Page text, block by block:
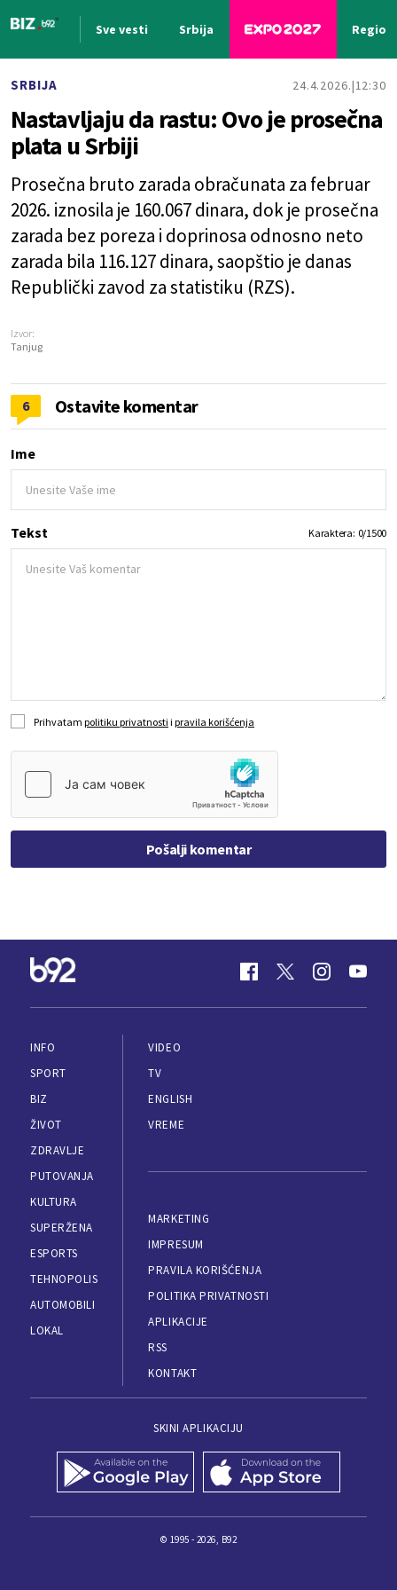
Sve vesti Srbija Region
SRBIJA 24.4.2026. 12:30
Nastavljaju da rastu: Ovo je prosečna
plata u Srbiji
Prosečna bruto zarada obračunata za februar
2026. iznosila je 160.067 dinara, dok je prosečna
zarada bez poreza i doprinosa odnosno neto
zarada bila 116.127 dinara, saopštio je danas
Republički zavod za statistiku (RZS).
Izvor:
Tanjug
6 Ostavite komentar
Ime
Tekst Karaktera: 0/1500
Prihvatam politiku privatnosti i pravila korišćenja
Pošalji komentar
INFO
SPORT
BIZ
ŽIVOT
ZDRAVLJE
PUTOVANJA
KULTURA
SUPERŽENA
ESPORTS
TEHNOPOLIS
AUTOMOBILI
LOKAL
VIDEO
TV
ENGLISH
VREME
MARKETING
IMPRESUM
PRAVILA KORIŠĆENJA
POLITIKA PRIVATNOSTI
APLIKACIJE
RSS
KONTAKT
SKINI APLIKACIJU
© 1995 - 2026, B92